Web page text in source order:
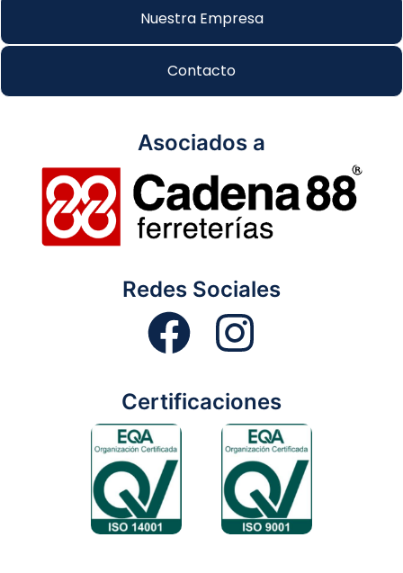
Nuestra Empresa
Contacto
Asociados a
Redes Sociales
Certificaciones